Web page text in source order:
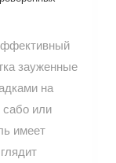
зауженные
на
сабо или
имеет